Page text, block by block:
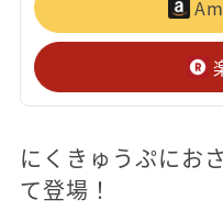
にくきゅうぷにお
て登場！